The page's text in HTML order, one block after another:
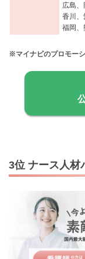
広島
香川、
福岡、
※マイナビのプロモー
3位 ナース人材